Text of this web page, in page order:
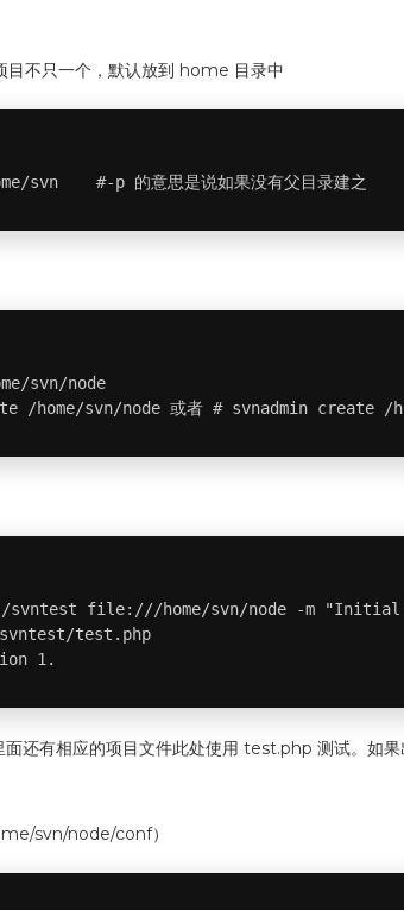
目不只一个，默认放到 home 目录中
svn    #-p 的意思是说如果没有父目录建之
svn/node
/home/svn/node 或者 # svnadmin create /
svntest file:///home/svn/node -m
test.php
1.
还有相应的项目文件此处使用 test.php 测试。如
svn/node/conf）